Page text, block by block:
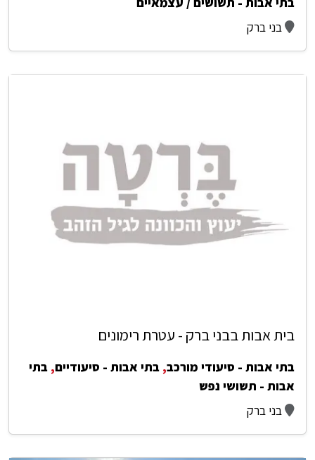
בני ברק
בית אבות בבני ברק - עטרת רימונים
בתי אבות - סיעודי מורכב, בתי אבות - סיעודיים, בתי
אבות - תשושי נפש
בני ברק